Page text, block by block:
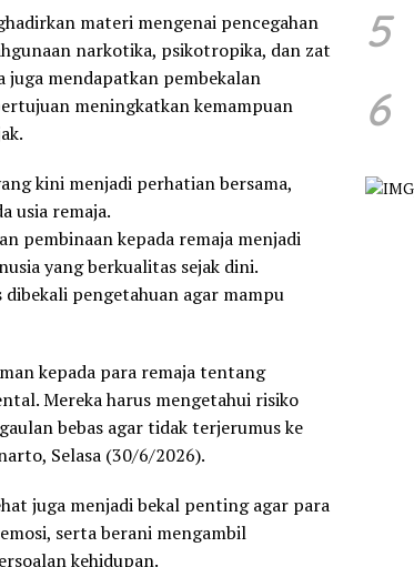
materi mengenai pencegahan
narkotika, psikotropika, dan zat
juga mendapatkan pembekalan
meningkatkan kemampuan
kini menjadi perhatian bersama,
usia remaja.
pembinaan kepada remaja menjadi
yang berkualitas sejak dini.
pengetahuan agar mampu
kepada para remaja tentang
Mereka harus mengetahui risiko
bebas agar tidak terjerumus ke
Selasa (30/6/2026).
juga menjadi bekal penting agar para
serta berani mengambil
kehidupan.
5
6